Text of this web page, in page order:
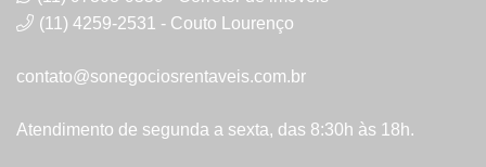
(11) 4259-2531 - Couto Lourenço
contato@sonegociosrentaveis.com.br
Atendimento de segunda a sexta, das 8:30h às 18h.